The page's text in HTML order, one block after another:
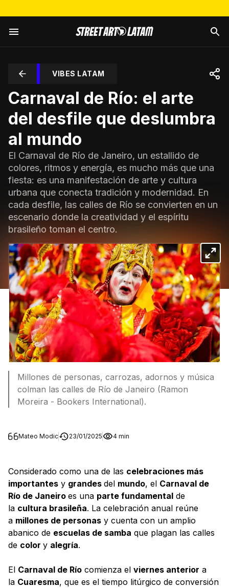
VIBES LATAM
Carnaval de Río: el arte
del desfile que deslumbra
al mundo
El Carnaval de Río de Janeiro, un estallido de
colores, ritmos y energía, es mucho más que una
fiesta: es una manifestación de arte y cultura
urbana que conecta tradición y modernidad. En
cada desfile, las calles de Río se convierten en un
escenario donde la creatividad y el espíritu
brasileño toman el centro.
Millones de personas, carrozas, adornos y música
colman las calles de Río de Janeiro (Ramon
Moreira - Bookers International).
Mateo Modic 23/01/2025 4 min
Considerado como una de las celebraciones más
importantes y grandes del mundo, el Carnaval de
Río de Janeiro es una parte fundamental de
la cultura brasileña. La celebración anual reúne
a millones de personas y cuenta con un amplio
abanico de escuelas de samba que plagan las calles
de color y alegría.
El Carnaval de Río comienza el viernes anterior a
la Cuaresma, que es el tiempo litúrgico de conversión